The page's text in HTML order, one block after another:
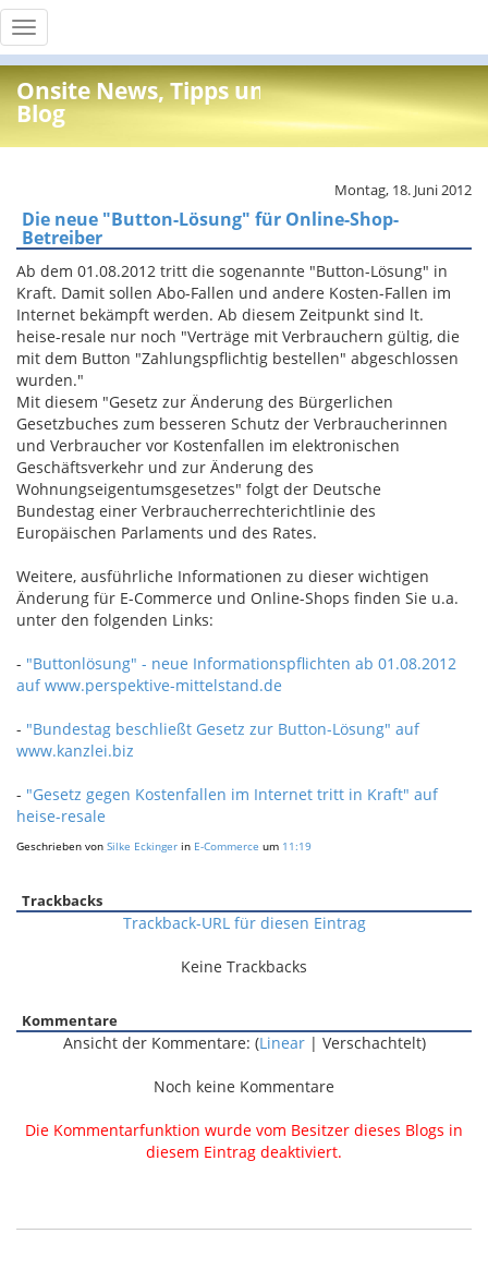
Toggle
navigation
Onsite News, Tipps und Info
Blog
Montag, 18. Juni 2012
Die neue "Button-Lösung" für Online-Shop-
Betreiber
Ab dem 01.08.2012 tritt die sogenannte "Button-Lösung" in
Kraft. Damit sollen Abo-Fallen und andere Kosten-Fallen im
Internet bekämpft werden. Ab diesem Zeitpunkt sind lt.
heise-resale nur noch "Verträge mit Verbrauchern gültig, die
mit dem Button "Zahlungspflichtig bestellen" abgeschlossen
wurden."
Mit diesem "Gesetz zur Änderung des Bürgerlichen
Gesetzbuches zum besseren Schutz der Verbraucherinnen
und Verbraucher vor Kostenfallen im elektronischen
Geschäftsverkehr und zur Änderung des
Wohnungseigentumsgesetzes" folgt der Deutsche
Bundestag einer Verbraucherrechterichtlinie des
Europäischen Parlaments und des Rates.
Weitere, ausführliche Informationen zu dieser wichtigen
Änderung für E-Commerce und Online-Shops finden Sie u.a.
unter den folgenden Links:
- "Buttonlösung" - neue Informationspflichten ab 01.08.2012
auf www.perspektive-mittelstand.de
- "Bundestag beschließt Gesetz zur Button-Lösung" auf
www.kanzlei.biz
- "Gesetz gegen Kostenfallen im Internet tritt in Kraft" auf
heise-resale
Geschrieben von Silke Eckinger in E-Commerce um 11:19
Trackbacks
Trackback-URL für diesen Eintrag
Keine Trackbacks
Kommentare
Ansicht der Kommentare: (Linear| Verschachtelt)
Noch keine Kommentare
Die Kommentarfunktion wurde vom Besitzer dieses Blogs in
diesem Eintrag deaktiviert.